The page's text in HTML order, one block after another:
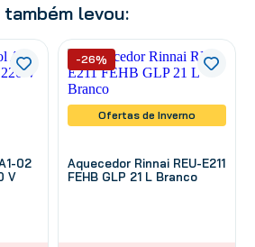
levou:
02
V
Ofertas de Inverno
Aquecedor Rinnai REU-E211
FEHB GLP 21 L Branco
-26%